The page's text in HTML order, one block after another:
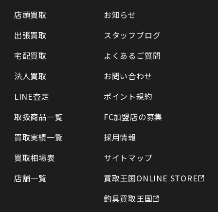
店頭買取
出張買取
宅配買取
法人買取
LINE査定
取扱商品一覧
買取実績一覧
買取相場表
店舗一覧
お知らせ
スタッフブログ
よくあるご質問
お問い合わせ
ポイント規約
FC加盟店の募集
採用情報
サイトマップ
買取王国ONLINE STORE
釣具買取王国